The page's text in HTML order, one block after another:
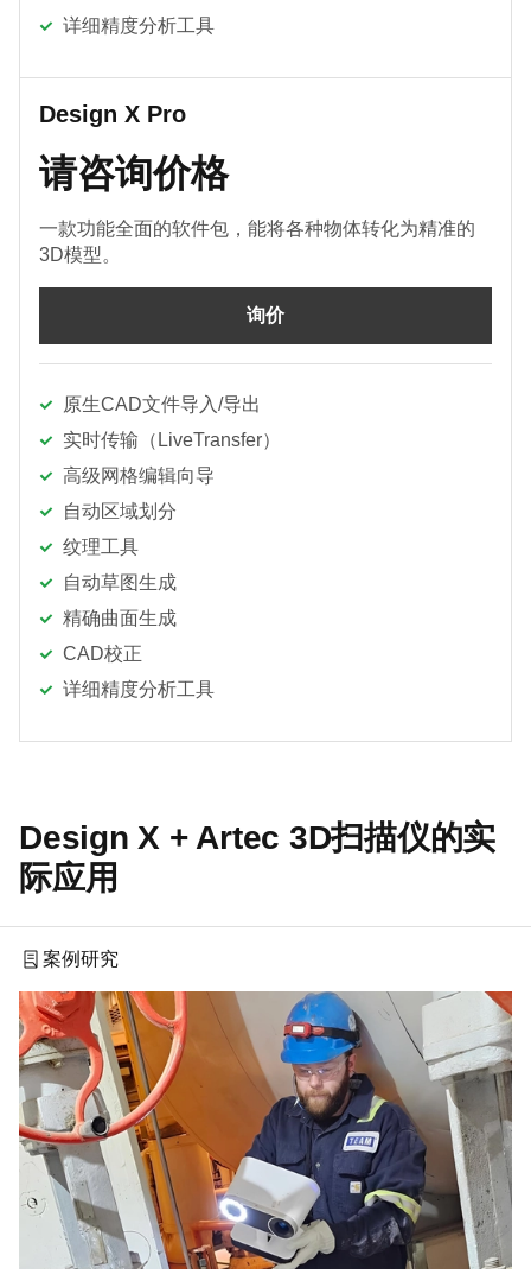
详细精度分析工具
Design X Pro
请咨询价格
一款功能全面的软件包，能将各种物体转化为精准的
3D模型。
询价
原生CAD文件导入/导出
实时传输（LiveTransfer）
高级网格编辑向导
自动区域划分
纹理工具
自动草图生成
精确曲面生成
CAD校正
详细精度分析工具
Design X + Artec 3D扫描仪的实
际应用
案例研究